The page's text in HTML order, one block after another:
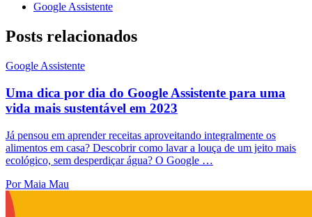
Google Assistente
Posts relacionados
Google Assistente
Uma dica por dia do Google Assistente para uma
vida mais sustentável em 2023
Já pensou em aprender receitas aproveitando integralmente os
alimentos em casa? Descobrir como lavar a louça de um jeito mais
ecológico, sem desperdiçar água? O Google …
Por Maia Mau